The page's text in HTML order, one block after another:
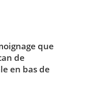
que
de
en bas de